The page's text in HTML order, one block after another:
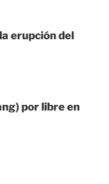
erupción del
por libre en